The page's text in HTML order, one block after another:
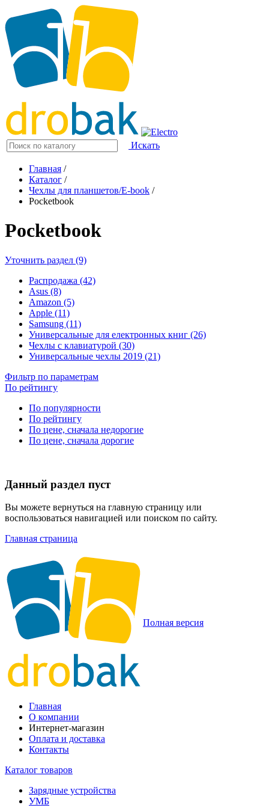
Искать
Главная /
Каталог /
Чехлы для планшетов/E-book /
Pocketbook
Pocketbook
Уточнить раздел (9)
Распродажа (42)
Asus (8)
Amazon (5)
Apple (11)
Samsung (11)
Универсальные для електронных книг (26)
Чехлы с клавиатурой (30)
Универсальные чехлы 2019 (21)
Фильтр по параметрам
По рейтингу
По популярности
По рейтингу
По цене, сначала недорогие
По цене, сначала дорогие
Данный раздел пуст
Вы можете вернуться на главную страницу или
воспользоваться навигацией или поиском по сайту.
Главная страница
Полная версия
Главная
О компании
Интернет-магазин
Оплата и доставка
Контакты
Каталог товаров
Зарядные устройства
УМБ